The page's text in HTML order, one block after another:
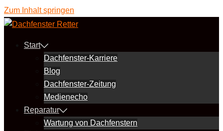
Zum Inhalt springen
Start
Dachfenster-Karriere
Blog
Dachfenster-Zeitung
Medienecho
Reparatur
Wartung von Dachfenstern